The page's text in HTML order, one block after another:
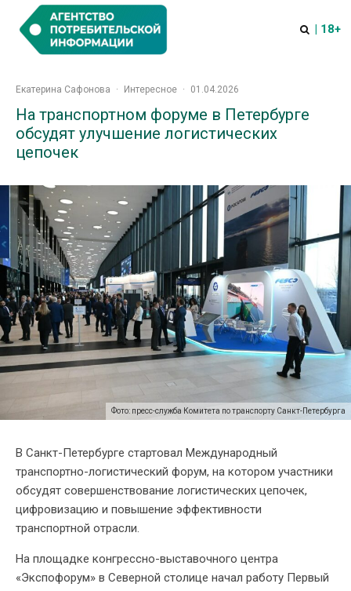
| 18+
Екатерина Сафонова · Интересное · 01.04.2026
На транспортном форуме в Петербурге
обсудят улучшение логистических
цепочек
Фото: пресс-служба Комитета по транспорту Санкт-Петербурга
В Санкт-Петербурге стартовал Международный
транспортно-логистический форум, на котором участники
обсудят совершенствование логистических цепочек,
цифровизацию и повышение эффективности
транспортной отрасли.
На площадке конгрессно-выставочного центра
«Экспофорум» в Северной столице начал работу Первый